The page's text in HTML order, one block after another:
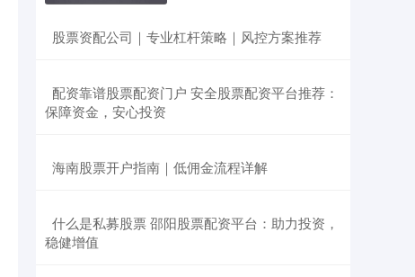
​股票资配公司｜专业杠杆策略｜风控方案推荐
​配资靠谱股票配资门户 安全股票配资平台推荐：
保障资金，安心投资
​海南股票开户指南｜低佣金流程详解
​什么是私募股票 邵阳股票配资平台：助力投资，
稳健增值